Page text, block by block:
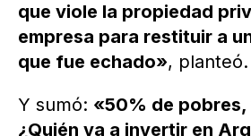
que viole la propiedad
empresa para restituir a
que fue echado», planteó.
Y sumó: «50% de
¿Quién va a invertir en